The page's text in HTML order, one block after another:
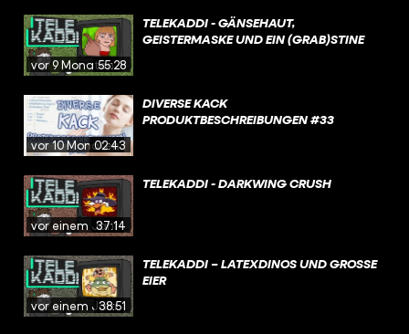
vor 9 Monaten55:28
TELEKADDI - GÄNSEHAUT,
GEISTERMASKE UND EIN (GRAB)STINE
vor 10 Monaten
02:43
DIVERSE KACK
PRODUKTBESCHREIBUNGEN #33
vor einem Jahr
37:14
TELEKADDI - DARKWING CRUSH
vor einem Jahr
38:51
TELEKADDI – LATEXDINOS UND GROSSE E
IER